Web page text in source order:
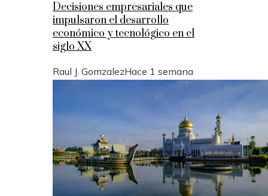
Decisiones empresariales que
impulsaron el desarrollo
económico y tecnológico en el
siglo XX
Raul J. GomzalezHace 1 semana